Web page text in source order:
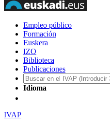
Empleo público
Formación
Euskera
IZO
Biblioteca
Publicaciones
Idioma
IVAP